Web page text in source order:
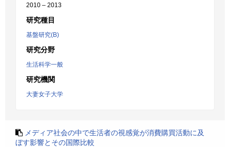
2010 – 2013
研究種目
基盤研究(B)
研究分野
生活科学一般
研究機関
大妻女子大学
メディア社会の中で生活者の視感覚が消費購買活動に及
ぼす影響とその国際比較